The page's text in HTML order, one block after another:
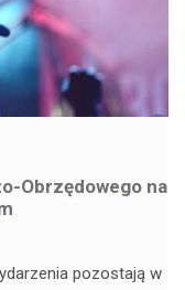
Obrzędowego na
pozostają w